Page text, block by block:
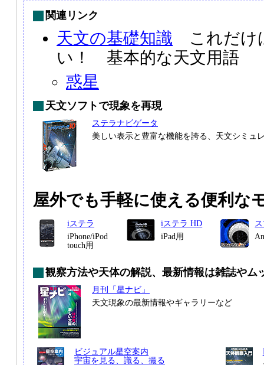
関連リンク
天文の基礎知識 これだけ
い！ 基本的な天文用語
惑星
天文ソフトで現象を再現
ステラナビゲータ
美しい表示と豊富な機能を誇る、天文シミュ
屋外でも手軽に使える便利な
iステラ
iPhone/iPod
touch用
iステラ HD
iPad用
観察方法や天体の解説、最新情報は雑誌やム
月刊「星ナビ」
天文現象の最新情報やギャラリーなど
ビジュアル星空案内
宇宙を見る、識る、撮る